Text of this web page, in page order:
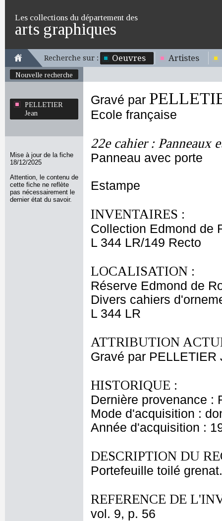
Les collections du département des
arts graphiques
Recherche sur : Oeuvres Artistes
Nouvelle recherche
PELLETIER
Jean
Mise à jour de la fiche
18/12/2025
Attention, le contenu de
cette fiche ne reflète
pas nécessairement le
dernier état du savoir.
Gravé par
Ecole française
22e cahier : Panneaux
Panneau avec porte
Estampe
INVENTAIRES :
Collection Edmond de
L 344 LR/149 Recto
LOCALISATION :
Réserve Edmond de
Divers cahiers
L 344 LR
ATTRIBUTION
Gravé par PELLETIER
HISTORIQUE :
Dernière provenance :
Mode d'acquisition :
Année d'acquisition :
DESCRIPTION DU
Portefeuille toilé grenat.
REFERENCE DE
vol. 9, p. 56